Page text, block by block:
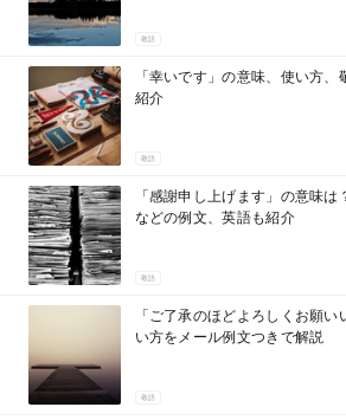
敬語
「幸いです」の意味、使い方
紹介
敬語
「感謝申し上げます」の意味
などの例文、英語も紹介
敬語
「ご了承のほどよろしくお願
い方をメール例文つきで解説
敬語